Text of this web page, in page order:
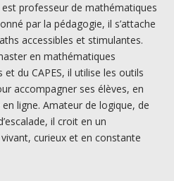
est professeur de mathématiques
par la pédagogie, il s’attache
accessibles et stimulantes.
en mathématiques
du CAPES, il utilise les outils
accompagner ses élèves, en
ligne. Amateur de logique, de
il croit en un
curieux et en constante